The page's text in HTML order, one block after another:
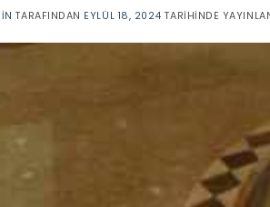
TARAFINDAN EYLÜL 18, 2024 TARIHINDE